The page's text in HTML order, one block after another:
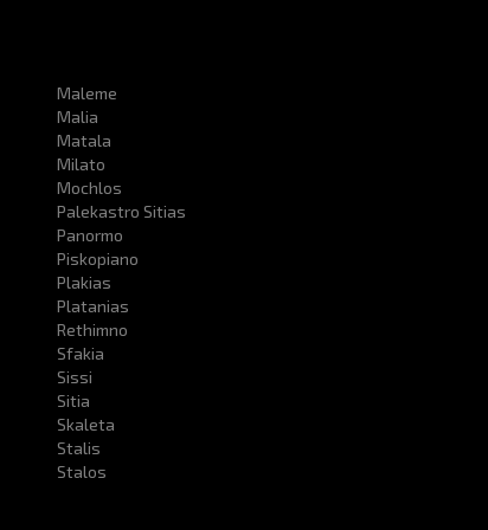
Maleme
Malia
Matala
Milato
Mochlos
Palekastro Sitias
Panormo
Piskopiano
Plakias
Platanias
Rethimno
Sfakia
Sissi
Sitia
Skaleta
Stalis
Stalos